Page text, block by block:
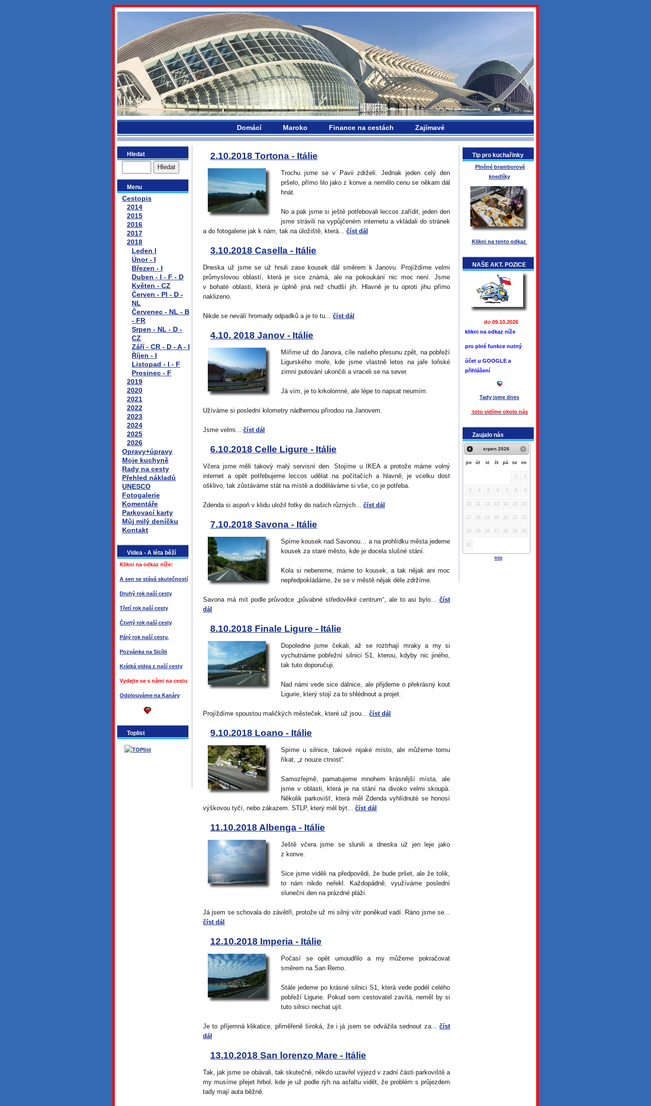
bydlikemevropou.com
Domácí Maroko Finance na cestách Zajímavé
Hledat
Menu
Cestopis
2014
2015
2016
2017
2018
Leden I
Únor - I
Březen - I
Duben - I - F - D
Květen - CZ
Červen - Pl - D -
NL
Červenec - NL - B
- FR
Srpen - NL - D -
CZ
Září - CR - D - A - I
Říjen - I
Listopad - I - F
Prosinec - F
2019
2020
2021
2022
2023
2024
2025
2026
Opravy+úpravy
Moje kuchyně
Rady na cesty
Přehled nákladů
UNESCO
Fotogalerie
Komentáře
Parkovací karty
Můj milý deníčku
Kontakt
Videa - A léta běží
Klikni na odkaz níže:
A sen se stává skutečností
Druhý rok naší cesty
Třetí rok naší cesty
Čtvrtý rok naší cesty
Pátý rok naší cesty.
Pozvánka na Sicílii
Krátká videa z naší cesty
Vydejte se s námi na cestu
Odplouváme na Kanáry
Toplist
Tip pro kuchařinky
Plněné bramborové
knedlíky
Klikni na tento odkaz
NAŠE AKT. POZICE
do 09.10.2026
klikni na odkaz níže
pro plné funkce nutný
účet u GOOGLE a
přihlášení
Tady jsme dnes
toto vidíme okolo nás
Zaujalo nás
srpen 2026
po út st čt pá so ne
1 2
3 4 5 6 7 8 9
10 11 12 13 14 15 16
17 18 19 20 21 22 23
24 25 26 27 28 29 30
31
RSS
2.10.2018 Tortona - Itálie
Trochu jsme se v Pavii zdrželi. Jednak jeden celý den
pršelo, přímo lilo jako z konve a nemělo cenu se někam dál
hnát.
No a pak jsme si ještě potřebovali leccos zařídit, jeden den
jsme strávili na vypůjčeném internetu a vkládali do stránek
a do fotogalerie jak k nám, tak na úložiště, která... číst dál
3.10.2018 Casella - Itálie
Dneska už jsme se už hnuli zase kousek dál směrem k Janovu. Projíždíme velmi
průmyslovou oblastí, která je sice známá, ale na pokoukání nic moc není. Jsme
v bohaté oblasti, která je úplně jiná než chudší jih. Hlavně je tu oproti jihu přímo
naklizeno.
Nikde se neválí hromady odpadků a je to tu... číst dál
4.10. 2018 Janov - Itálie
Míříme už do Janova, cíle našeho přesunu zpět, na pobřeží
Ligurského moře, kde jsme vlastně letos na jaře loňské
zimní putování ukončili a vraceli se na sever.
Já vím, je to krkolomné, ale lépe to napsat neumím.
Užíváme si poslední kilometry nádhernou přírodou na Janovem.
Jsme velmi... číst dál
6.10.2018 Celle Ligure - Itálie
Včera jsme měli takový malý servisní den. Stojíme u IKEA a protože máme volný
internet a opět potřebujeme leccos udělat na počítačích a hlavně, je vcelku dost
ošklivo, tak zůstáváme stát na místě a doděláváme si vše, co je potřeba.
Zdenda si aspoň v klidu uložil fotky do našich různých... číst dál
7.10.2018 Savona - Itálie
Spíme kousek nad Savonou… a na prohlídku města jedeme
kousek za staré město, kde je docela slušné stání.
Kola si nebereme, máme to kousek, a tak nějak ani moc
nepředpokládáme, že se v městě nějak déle zdržíme.
Savona má mít podle průvodce „půvabné středověké centrum“, ale to asi bylo... číst
dál
8.10.2018 Finale Ligure - Itálie
Dopoledne jsme čekali, až se roztrhají mraky a my si
vychutnáme pobřežní silnici S1, kterou, kdyby nic jiného,
tak tuto doporučuji.
Nad námi vede sice dálnice, ale přijdeme o překrásný kout
Ligurie, který stojí za to shlédnout a projet.
Projíždíme spoustou maličkých městeček, které už jsou... číst dál
9.10.2018 Loano - Itálie
Spíme u silnice, takové nijaké místo, ale můžeme tomu
říkat, „z nouze ctnost“.
Samozřejmě, pamatujeme mnohem krásnější místa, ale
jsme v oblasti, která je na stání na divoko velmi skoupá.
Několik parkovišť, která měl Zdenda vyhlídnuté se honosí
výškovou tyčí, nebo zákazem. STLP, který měl být... číst dál
11.10.2018 Albenga - Itálie
Ještě včera jsme se slunili a dneska už jen leje jako
z konve.
Sice jsme viděli na předpovědi, že bude pršet, ale že tolik,
to nám nikdo neřekl. Každopádně, využíváme poslední
sluneční den na prázdné pláži.
Já jsem se schovala do závětří, protože už mi silný vítr poněkud vadí. Ráno jsme se...
číst dál
12.10.2018 Imperia - Itálie
Počasí se opět umoudřilo a my můžeme pokračovat
směrem na San Remo.
Stále jedeme po krásné silnici S1, která vede podél celého
pobřeží Ligurie. Pokud sem cestovatel zavítá, neměl by si
tuto silnici nechat ujít.
Je to příjemná klikatice, přiměřeně široká, že i já jsem se odvážila sednout za... číst
dál
13.10.2018 San lorenzo Mare - Itálie
Tak, jak jsme se obávali, tak skutečně, někdo uzavřel výjezd v zadní části parkoviště a
my musíme přejet hrbol, kde je už podle rýh na asfaltu vidět, že problém s průjezdem
tady mají auta běžně.